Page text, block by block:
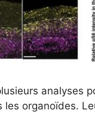
analyses
les organoïdes.